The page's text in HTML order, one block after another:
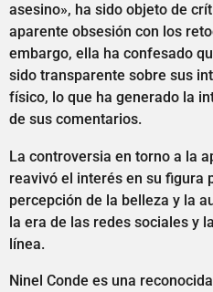
asesino», ha sido objeto de
aparente obsesión con los
embargo, ella ha confesado
sido transparente sobre sus
físico, lo que ha generado la
de sus comentarios.
La controversia en torno a la
reavivó el interés en su figura
percepción de la belleza y la
la era de las redes sociales y
línea.
Ninel Conde es una